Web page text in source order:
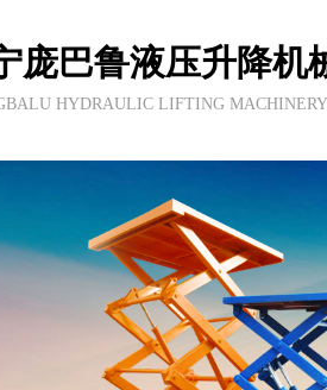
庞巴鲁液压升降机
HYDRAULIC LIFTING